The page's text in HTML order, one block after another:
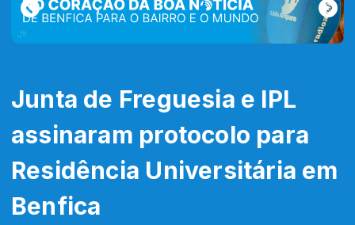
Junta de Freguesia e IPL
assinaram protocolo para
Residência Universitária em
Benfica